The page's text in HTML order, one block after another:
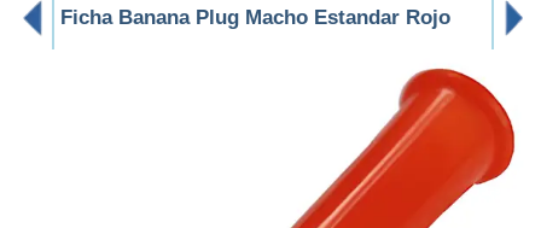
Ficha Banana Plug Macho Estandar Rojo